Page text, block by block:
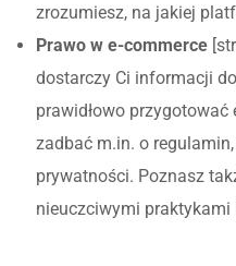
zrozumiesz, na jakiej
Prawo w e-commerce
dostarczy Ci informacji
prawidłowo
zadbać m.in. o
prywatności. Poznasz
nieuczciwymi praktykami